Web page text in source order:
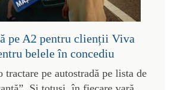
pe A2 pentru clienții Viva
belele în concediu
pe autostradă pe lista de